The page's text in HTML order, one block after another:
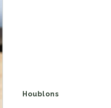
Houblons